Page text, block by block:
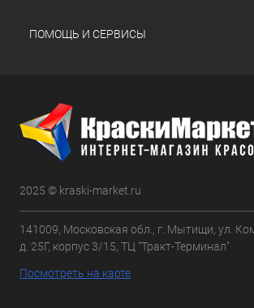
ПОМОЩЬ И СЕРВИСЫ
2025 © kraski-market.ru
141009, Московская обл., г. Мытищи, ул.
д. 25Г, корпус 3/15, ТЦ "Тракт-Терминал"
Посмотреть на карте